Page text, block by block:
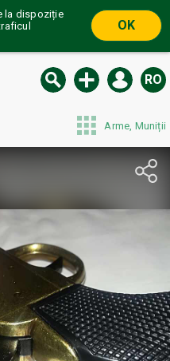
la dispoziție
OK
RO
Arme, Muniții